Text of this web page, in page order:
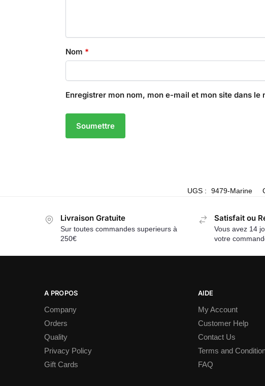
Nom *
Enregistrer mon nom, mon e-mail et mon site dans
UGS : 9479-Marine
Livraison Gratuite
Sur toutes commandes superieurs à
250€
Satisfait ou
Vous avez 14
votre
A PROPOS
Company
Orders
Quality
Privacy Policy
Gift Cards
AIDE
My Account
Customer Help
Contact Us
Terms and
FAQ